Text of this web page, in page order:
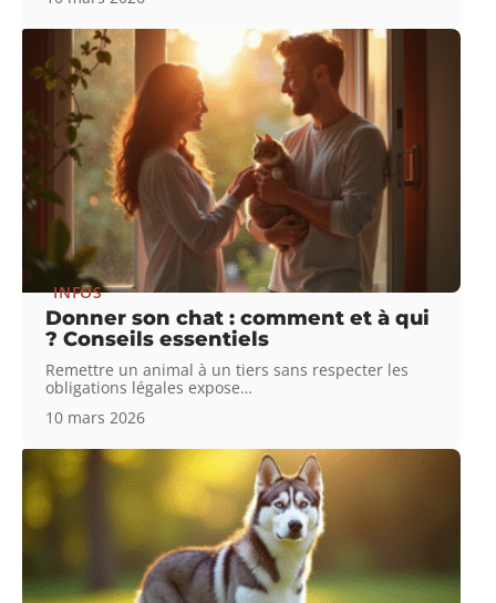
INFOS
Donner son chat : comment et à qui
? Conseils essentiels
Remettre un animal à un tiers sans respecter les
obligations légales expose…
10 mars 2026